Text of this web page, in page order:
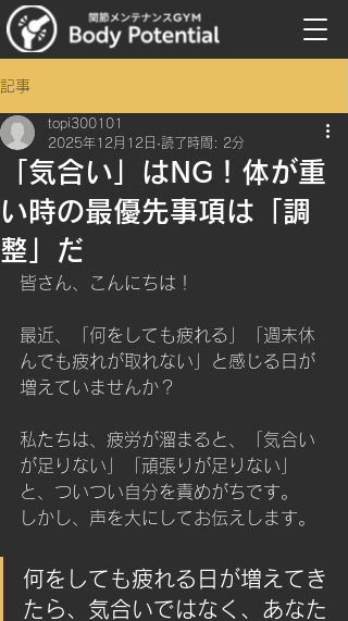
記事
「気合い」はNG！体が重
い時の最優先事項は「調
整」だ
topi300101
2025年12月12日 読了時間: 2分
皆さん、こんにちは！
最近、「何をしても疲れる」「週末休
んでも疲れが取れない」と感じる日が
増えていませんか？
私たちは、疲労が溜まると、「気合い
が足りない」「頑張りが足りない」
と、ついつい自分を責めがちです。
しかし、声を大にしてお伝えします。
何をしても疲れる日が増えてき
たら、気合いではなく、あなた